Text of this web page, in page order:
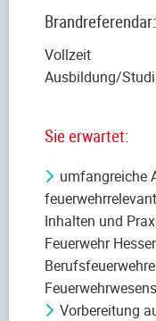
Vollzeit
Ausbildung/
Sie erwartet:
umfangreiche
Inhalten und
Feuerwehr
Vorbereitung